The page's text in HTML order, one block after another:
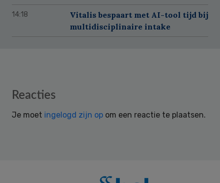
14:18
Vitalis bespaart met AI-tool tijd bij
multidisciplinaire intake
Reader
Reacties
Je moet ingelogd zijn op om een reactie te plaatsen.